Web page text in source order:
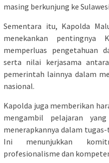
masing berkunjung ke
Sementara itu, Kapolda
menekankan pentingnya
memperluas pengetahuan
serta nilai kerjasama
pemerintah lainnya dalam
nasional.
Kapolda juga memberikan
mengambil pelajaran
menerapkannya dalam
Ini menunjukkan
profesionalisme dan